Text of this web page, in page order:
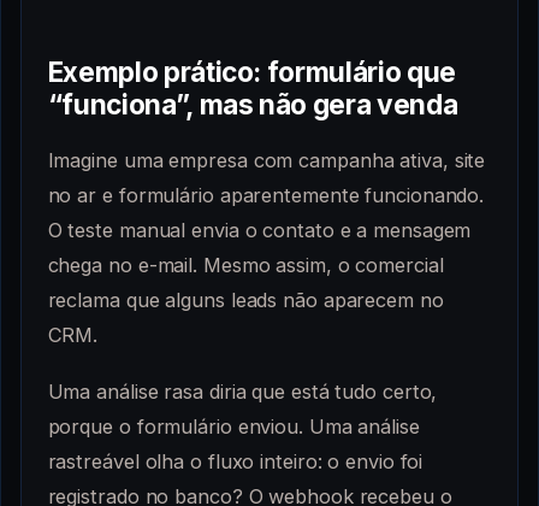
Exemplo prático: formulário que
“funciona”, mas não gera venda
Imagine uma empresa com campanha ativa, site
no ar e formulário aparentemente funcionando.
O teste manual envia o contato e a mensagem
chega no e-mail. Mesmo assim, o comercial
reclama que alguns leads não aparecem no
CRM.
Uma análise rasa diria que está tudo certo,
porque o formulário enviou. Uma análise
rastreável olha o fluxo inteiro: o envio foi
registrado no banco? O webhook recebeu o